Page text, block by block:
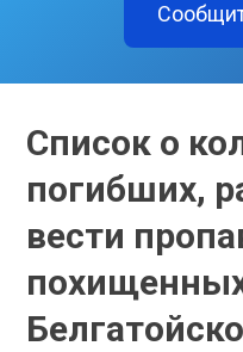
Список о
погибших,
вести